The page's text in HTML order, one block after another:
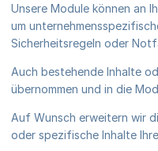
Unsere Module können an
um
Sicherheitsregeln oder
Auch bestehende Inhalte
übernommen und in die
Auf Wunsch erweitern wir
oder spezifische Inhalte